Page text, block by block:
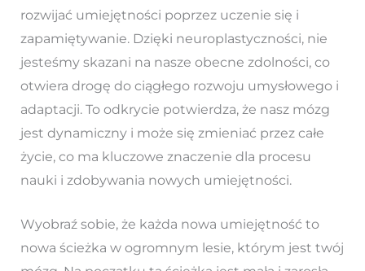
rozwijać umiejętności poprzez uczenie się i
zapamiętywanie. Dzięki neuroplastyczności, nie
jesteśmy skazani na nasze obecne zdolności, co
otwiera drogę do ciągłego rozwoju umysłowego i
adaptacji. To odkrycie potwierdza, że nasz mózg
jest dynamiczny i może się zmieniać przez całe
życie, co ma kluczowe znaczenie dla procesu
nauki i zdobywania nowych umiejętności.
Wyobraź sobie, że każda nowa umiejętność to
nowa ścieżka w ogromnym lesie, którym jest twój